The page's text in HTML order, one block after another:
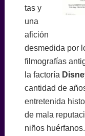
tas y
una
afición
desmedida por
filmografías
la factoría
cantidad de
entretenida
de mala
niños